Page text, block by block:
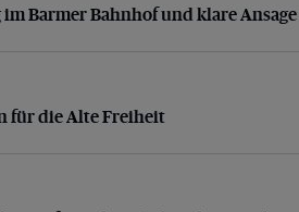
Barmer Bahnhof und klare Ansage
die Alte Freiheit
für die Alte Freiheit
für Vohwinkel und Nützenberg